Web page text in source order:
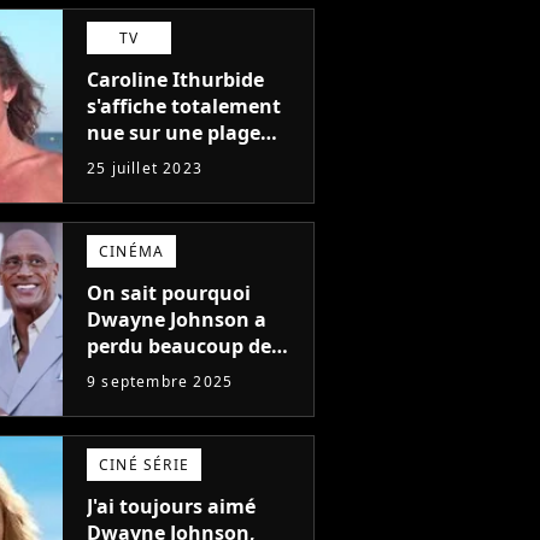
plus médiocres jamais
réalisés"
TV
Caroline Ithurbide
s'affiche totalement
nue sur une plage
naturiste : "je ne
pensais pas que
j'arriverais à le
faire..."
25 juillet 2023
CINÉMA
On sait pourquoi
Dwayne Johnson a
perdu beaucoup de
poids et c'est pour
une raison
importante
9 septembre 2025
CINÉ SÉRIE
J'ai toujours aimé
Dwayne Johnson,